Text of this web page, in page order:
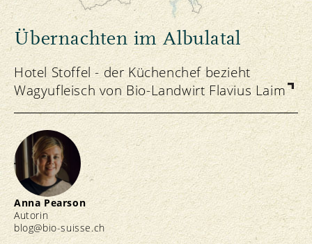
Übernachten im Albulatal
Hotel Stoffel - der Küchenchef bezieht
Wagyufleisch von Bio-Landwirt Flavius Laim
Anna Pearson
Autorin
blog@bio-suisse.ch